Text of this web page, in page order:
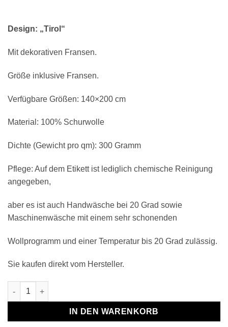
Design: „Tirol“
Mit dekorativen Fransen.
Größe inklusive Fransen.
Verfügbare Größen: 140×200 cm
Material: 100% Schurwolle
Dichte (Gewicht pro qm): 300 Gramm
Pflege: Auf dem Etikett ist lediglich chemische Reinigung
angegeben,
aber es ist auch Handwäsche bei 20 Grad sowie
Maschinenwäsche mit einem sehr schonenden
Wollprogramm und einer Temperatur bis 20 Grad zulässig.
Sie kaufen direkt vom Hersteller.
Wollplaid & Wolldecke "Tirol F" blau-hellblau-grau Menge
IN DEN WARENKORB